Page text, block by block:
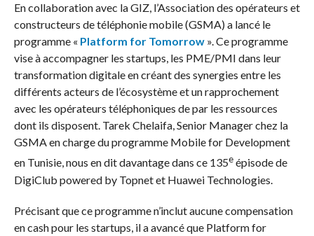
En collaboration avec la GIZ, l’Association des opérateurs et
constructeurs de téléphonie mobile (GSMA) a lancé le
programme « Platform for Tomorrow». Ce programme
vise à accompagner les startups, les PME/PMI dans leur
transformation digitale en créant des synergies entre les
différents acteurs de l’écosystème et un rapprochement
avec les opérateurs téléphoniques de par les ressources
dont ils disposent. Tarek Chelaifa, Senior Manager chez la
GSMA en charge du programme Mobile for Development
en Tunisie, nous en dit davantage dans ce 135eépisode de
DigiClub powered by Topnet et Huawei Technologies.
Précisant que ce programme n’inclut aucune compensation
en cash pour les startups, il a avancé que Platform for